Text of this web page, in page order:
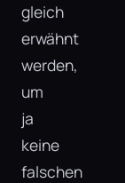
gleich
erwähnt
werden,
um
ja
keine
falschen